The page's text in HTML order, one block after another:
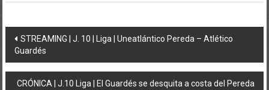
Post navigation
STREAMING | J. 10 | Liga | Uneatlántico Pereda – Atlético
Guardés
CRÓNICA | J.10 Liga | El Guardés se desquita a costa del Pereda